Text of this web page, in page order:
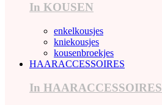
In KOUSEN
enkelkousjes
kniekousjes
kousenbroekjes
HAARACCESSOIRES
In HAARACCESSOIRES